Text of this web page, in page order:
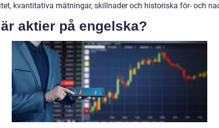
kvantitativa mätningar, skillnader och historiska för- och
aktier på engelska?